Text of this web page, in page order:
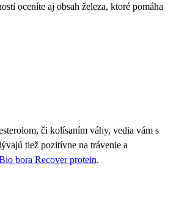
oceníte aj obsah železa, ktoré pomáha
či kolísaním váhy, vedia vám s
tiež pozitívne na trávenie a
bora Recover protein.